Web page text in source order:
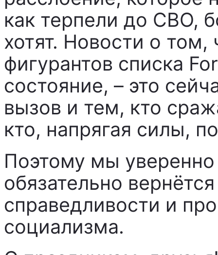
как терпели до СВО,
хотят. Новости о том,
фигурантов списка
состояние, – это
вызов и тем, кто
кто, напрягая силы,
Поэтому мы
обязательно
справедливости и
социализма.